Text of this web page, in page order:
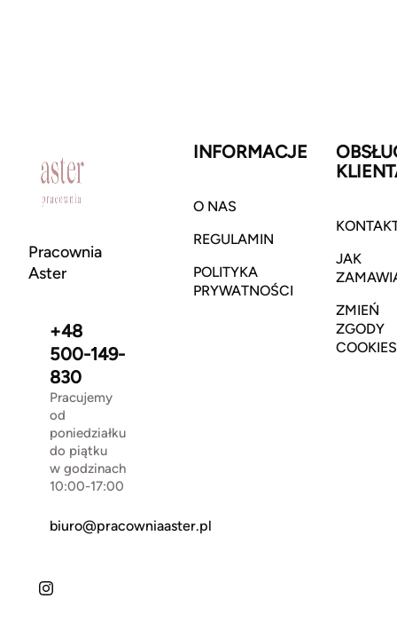
Pracownia
Aster
+48
500-149-
830
Pracujemy
od
poniedziałku
do piątku
w godzinach
10:00-17:00
biuro@pracowniaaster.pl
INFORMACJE
O NAS
REGULAMIN
POLITYKA
PRYWATNOŚCI
JAK
ZMIEŃ
ZGODY
COOKIES